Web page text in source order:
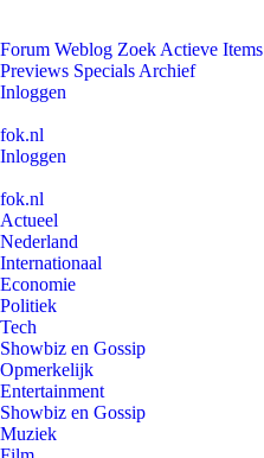
Forum Weblog Zoek Actieve Items
Previews Specials Archief
Inloggen
fok.nl
Inloggen
fok.nl
Actueel
Nederland
Internationaal
Economie
Politiek
Tech
Showbiz en Gossip
Opmerkelijk
Entertainment
Showbiz en Gossip
Muziek